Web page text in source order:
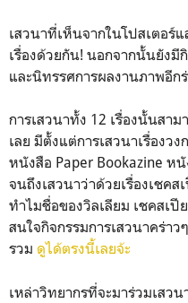
เสวนาที่เห็นจากในโปสเตอร์
เรื่องด้วยกัน! นอกจากนั้นยังมี
และนิทรรศการผลงานภาพอีก
การเสวนาทั้ง 12 เรื่องนั้นสาม
เลย มีตั้งแต่การเสวนาเรื่องว
หนังสือ Paper Bookazine ห
จนถึงเสวนาว่าด้วยเรื่องเชค
ทำไมชื่อของวิลเลียม เชคสเปี
สนใจกิจกรรมการเสวนาคร่า
รวม ดูได้ตรงนี้เลยจ้ะ
เหล่าวิทยากรที่จะมาร่วมเสว